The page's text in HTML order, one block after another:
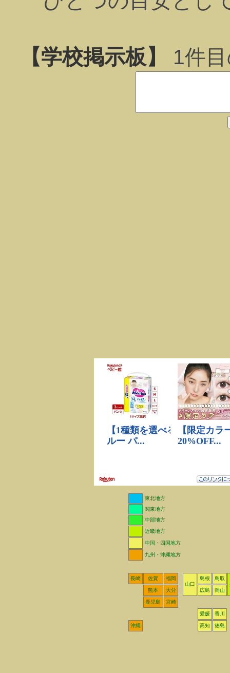
【学校掲示板】 1件
東北地方
関東地方
中部地方
近畿地方
中国・四国地方
九州・沖縄地方
長崎 佐賀
福岡
山口
島根
鳥取
熊本
大分 広島 岡山
鹿児島 宮崎
愛媛 香川
沖縄 高知 徳島